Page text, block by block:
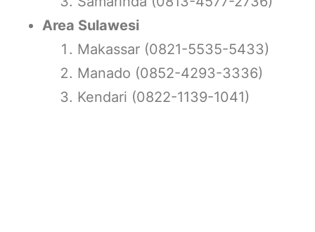
Area Sulawesi
Makassar (0821-5535-5433)
Manado (0852-4293-3336)
Kendari (0822-1139-1041)